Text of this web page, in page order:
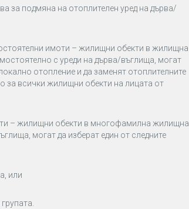
за подмяна на отоплителен уред на дърва/
имоти – жилищни обекти в жилищна
с уреди на дърва/въглища, могат
отопление и да заменят отоплителните
за всички жилищни обекти на лицата от
– жилищни обекти в многофамилна жилищна
могат да изберат един от следните
или